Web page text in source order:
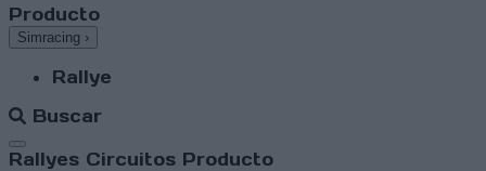
Producto
Simracing ›
Rallye
Buscar
Abrir menú
Rallyes Circuitos Producto